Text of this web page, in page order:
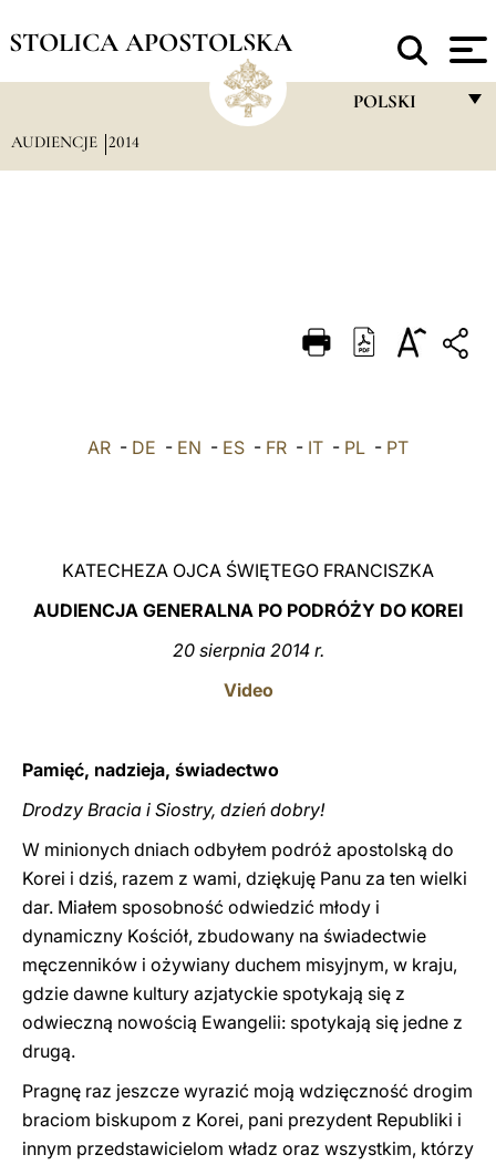
STOLICA APOSTOLSKA
POLSKI
DEUTSCH
العربيّة
AUDIENCJE 2014
AR - DE - EN - ES - FR - IT - PL - PT
KATECHEZA OJCA ŚWIĘTEGO FRANCISZKA
AUDIENCJA GENERALNA PO PODRÓŻY DO KOREI
20 sierpnia 2014 r.
Video
Pamięć, nadzieja, świadectwo
Drodzy Bracia i Siostry, dzień dobry!
W minionych dniach odbyłem podróż apostolską do
Korei i dziś, razem z wami, dziękuję Panu za ten wielki
dar. Miałem sposobność odwiedzić młody i
dynamiczny Kościół, zbudowany na świadectwie
męczenników i ożywiany duchem misyjnym, w kraju,
gdzie dawne kultury azjatyckie spotykają się z
odwieczną nowością Ewangelii: spotykają się jedne z
drugą.
Pragnę raz jeszcze wyrazić moją wdzięczność drogim
braciom biskupom z Korei, pani prezydent Republiki i
innym przedstawicielom władz oraz wszystkim, którzy